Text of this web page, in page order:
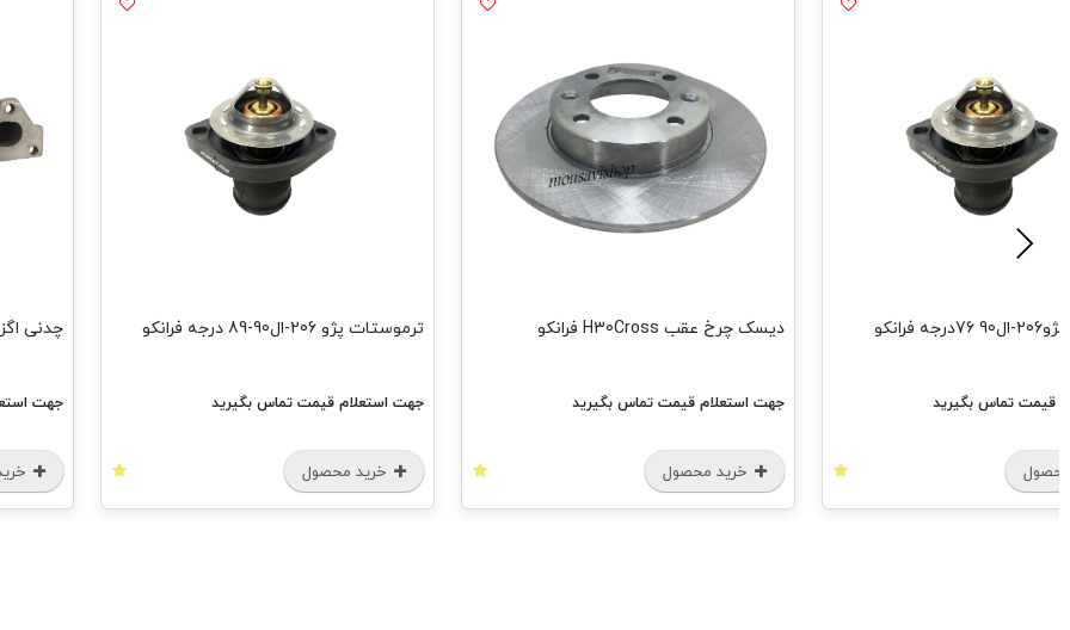
فرانکو
قیمت تماس بگیرید
دیسک چرخ عقب H30Cross فرانکو
جهت استعلام قیمت تماس بگیرید
خرید محصول
ترموستات پژو 206-ال90-89 درجه فرانکو
جهت استعلام قیمت تماس بگیرید
خرید محصول
چدنی اگزوز پژو
جهت